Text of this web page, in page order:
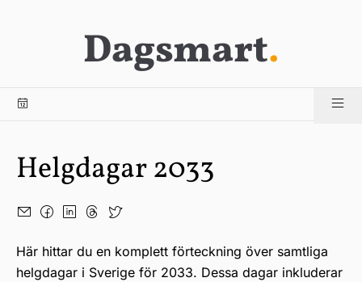
Dagsmart.
Helgdagar 2033
Här hittar du en komplett förteckning över samtliga
helgdagar i Sverige för 2033. Dessa dagar inkluderar